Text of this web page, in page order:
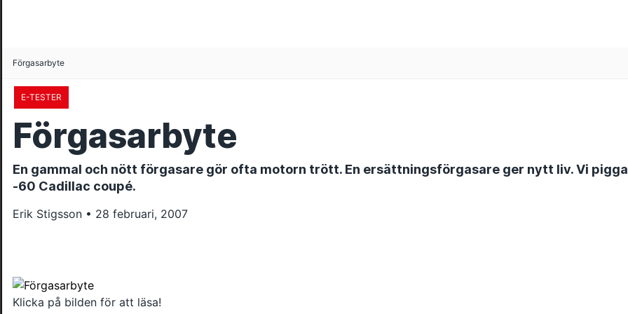
Förgasarbyte
E-TESTER
Förgasarbyte
En gammal och nött förgasare gör ofta motorn trött. En ersättningsförgasare ger nytt liv. Vi
-60 Cadillac coupé.
Erik Stigsson • 28 februari, 2007
Klicka på bilden för att läsa!